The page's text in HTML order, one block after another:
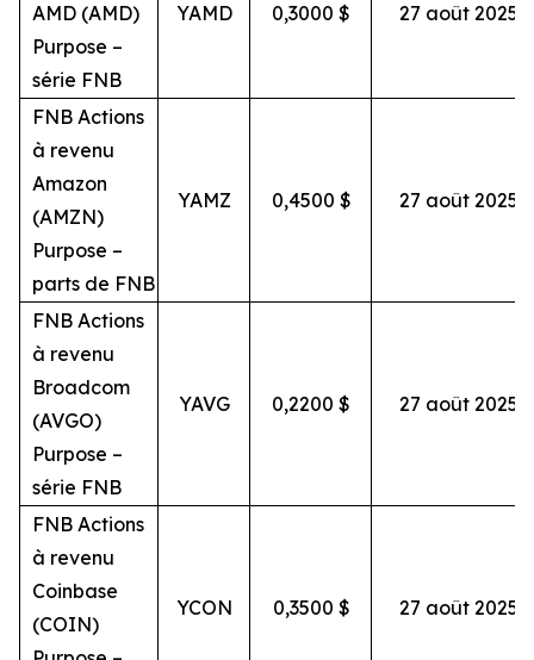
AMD (AMD)
Purpose –
série FNB
YAMD 0,3000 $ 27 août 2025
FNB Actions
à revenu
Amazon
(AMZN)
Purpose –
parts de FNB
YAMZ 0,4500 $ 27 août 2025
FNB Actions
à revenu
Broadcom
(AVGO)
Purpose –
série FNB
YAVG 0,2200 $ 27 août 2025
FNB Actions
à revenu
Coinbase
(COIN)
YCON 0,3500 $ 27 août 2025